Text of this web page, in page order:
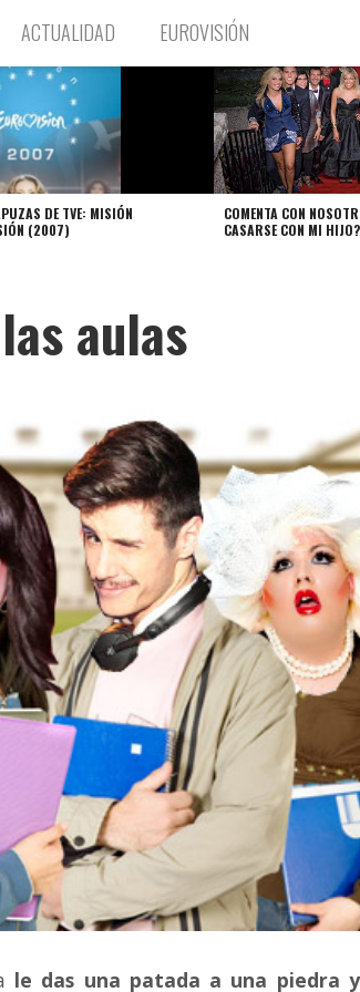
ACTUALIDAD EUROVISIÓN
DE TVE: MISIÓN
(2007)
COMENTA CON
CASARSE CON MI
aulas
le das una patada a una piedra